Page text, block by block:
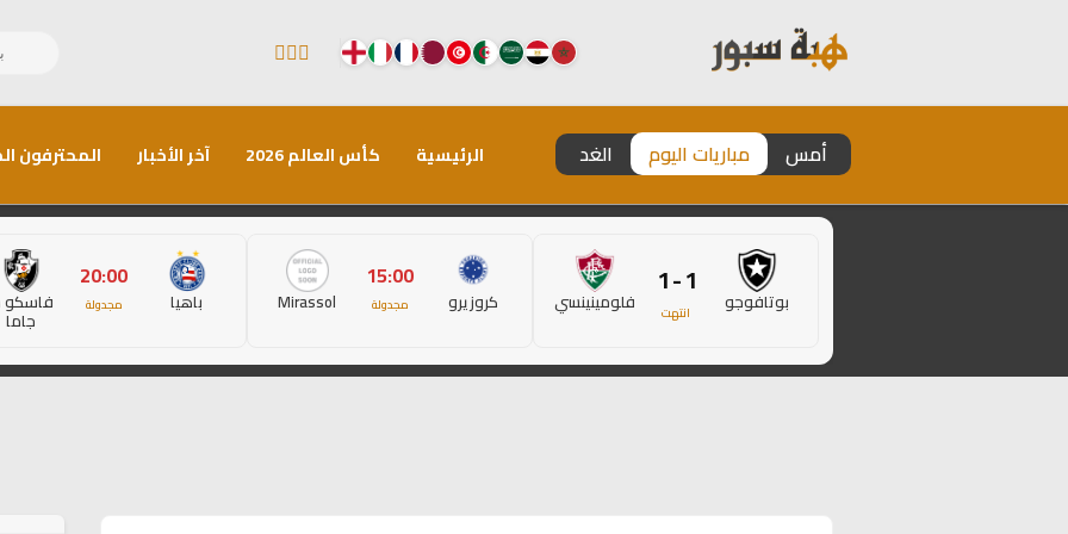
أمس مباريات اليوم الغد الرئيسية كأس العالم 2026 آخر الأخبار المحترفون
بوتافوجو 1 - 1
انتهت فلومينينسي كروزيرو
15:00
مجدولة Mirassol باهيا
20:00
مجدولة فاسكو
جاما